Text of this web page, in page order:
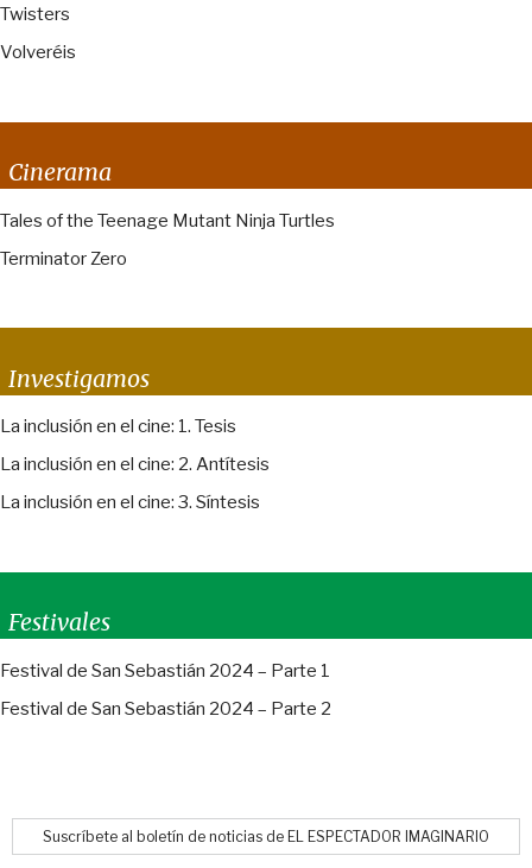
Twisters
Volveréis
Cinerama
Tales of the Teenage Mutant Ninja Turtles
Terminator Zero
Investigamos
La inclusión en el cine: 1. Tesis
La inclusión en el cine: 2. Antítesis
La inclusión en el cine: 3. Síntesis
Festivales
Festival de San Sebastián 2024 – Parte 1
Festival de San Sebastián 2024 – Parte 2
Suscríbete al boletín de noticias de EL ESPECTADOR IMAGINARIO